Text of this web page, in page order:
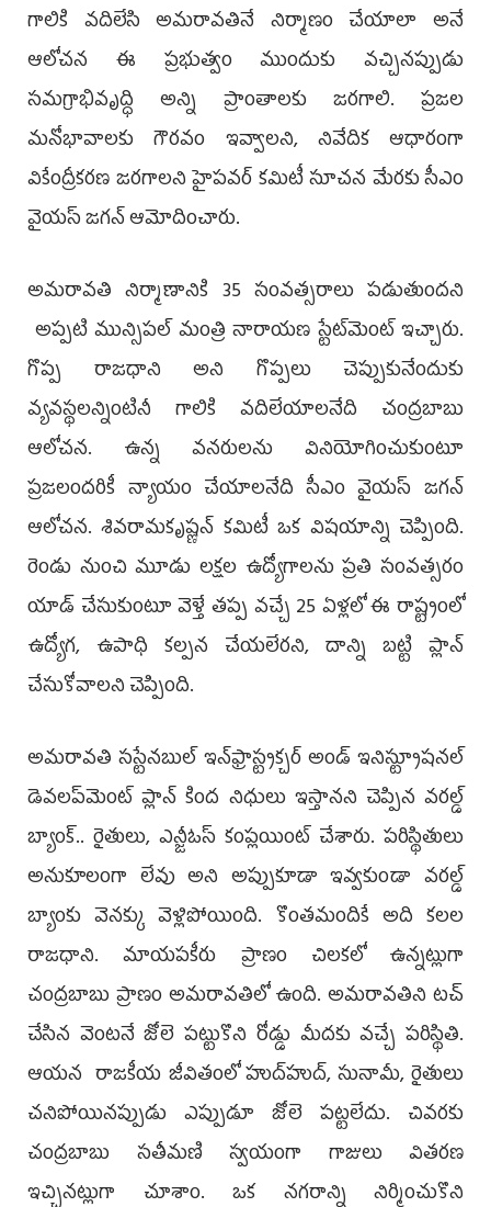
గాలికి వదిలేసి అమరావతినే నిర్మాణం చేయాలా అనే
ఆలోచన ఈ ప్రభుత్వం ముందుకు వచ్చినప్పుడు
సమగ్రాభివృద్ధి అన్ని ప్రాంతాలకు జరగాలి. ప్రజల
మనోభావాలకు గౌరవం ఇవ్వాలని, నివేదిక ఆధారంగా
వికేంద్రీకరణ జరగాలని హైపవర్‌ కమిటీ సూచన మేరకు సీఎం
వైయస్‌ జగన్‌ ఆమోదించారు.
అమరావతి నిర్మాణానికి 35 సంవత్సరాలు పడుతుందని
అప్పటి మున్సిపల్‌ మంత్రి నారాయణ స్టేట్‌మెంట్‌ ఇచ్చారు.
గొప్ప రాజధాని అని గొప్పలు చెప్పుకునేందుకు
వ్యవస్థలన్నింటినీ గాలికి వదిలేయాలనేది చంద్రబాబు
ఆలోచన. ఉన్న వనరులను వినియోగించుకుంటూ
ప్రజలందరికీ న్యాయం చేయాలనేది సీఎం వైయస్‌ జగన్‌
ఆలోచన. శివరామకృష్ణన్‌ కమిటీ ఒక విషయాన్ని చెప్పింది.
రెండు నుంచి మూడు లక్షల ఉద్యోగాలను ప్రతి సంవత్సరం
యాడ్‌ చేసుకుంటూ వెళ్తే తప్ప వచ్చే 25 ఏళ్లలో ఈ రాష్ట్రంలో
ఉద్యోగ, ఉపాధి కల్పన చేయలేరని, దాన్ని బట్టి ప్లాన్‌
చేసుకోవాలని చెప్పింది.
అమరావతి సస్టేనబుల్‌ ఇన్‌ఫ్రాస్ట్రక్చర్‌ అండ్‌ ఇనిస్ట్యూషనల్‌
డెవలప్‌మెంట్‌ ప్లాన్‌ కింద నిధులు ఇస్తానని చెప్పిన వరల్డ్‌
బ్యాంక్‌.. రైతులు, ఎన్జీఓస్‌ కంప్లయింట్‌ చేశారు. పరిస్థితులు
అనుకూలంగా లేవు అని అప్పుకూడా ఇవ్వకుండా వరల్డ్‌
బ్యాంకు వెనక్కు వెళ్లిపోయింది. కొంతమందికే అది కలల
రాజధాని. మాయపకీరు ప్రాణం చిలకలో ఉన్నట్లుగా
చంద్రబాబు ప్రాణం అమరావతిలో ఉంది. అమరావతిని టచ్‌
చేసిన వెంటనే జోలె పట్టుకొని రోడ్డు మీదకు వచ్చే పరిస్థితి.
ఆయన రాజకీయ జీవితంలో హుద్‌హుద్, సునామీ, రైతులు
చనిపోయినప్పుడు ఎప్పుడూ జోలె పట్టలేదు. చివరకు
చంద్రబాబు సతీమణి స్వయంగా గాజులు వితరణ
ఇచ్చినట్లుగా చూశాం. ఒక నగరాన్ని నిర్మించుకొని